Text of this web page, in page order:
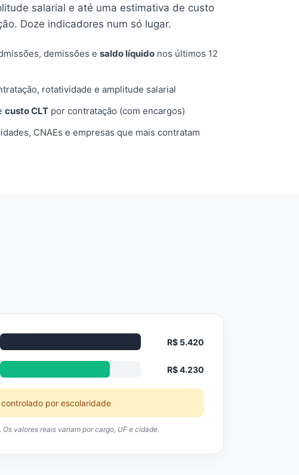
salarial e até uma estimativa de custo
Doze indicadores num só lugar.
demissões e saldo líquido nos últimos 12
rotatividade e amplitude salarial
custo CLT por contratação (com encargos)
CNAEs e empresas que mais contratam
R$ 5.420
R$ 4.230
controlado por escolaridade
valores reais variam por cargo, UF e cidade.